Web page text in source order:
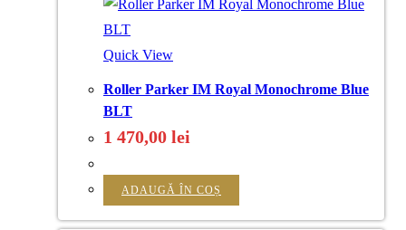
Quick View
Roller Parker IM Royal Monochrome Blue
BLT
1 470,00 lei
ADAUGĂ ÎN COȘ